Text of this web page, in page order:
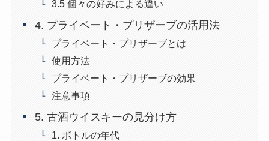
3.5 個々の好みによる違い
4. プライベート・プリザーブの活用法
プライベート・プリザーブとは
使用方法
プライベート・プリザーブの効果
注意事項
5. 古酒ウイスキーの見分け方
1. ボトルの年代